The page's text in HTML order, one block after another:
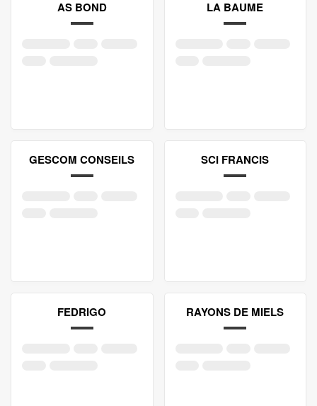
AS BOND LA BAUME
GESCOM CONSEILS SCI FRANCIS
FEDRIGO RAYONS DE MIELS